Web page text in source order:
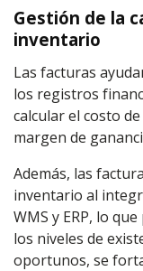
Gestión de la
inventario
Las facturas
los registros
calcular el costo
margen de
Además, las
inventario al
WMS y ERP, lo
los niveles de
oportunos, se